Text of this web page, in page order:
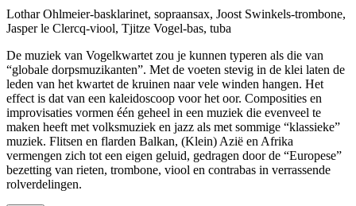
Lothar Ohlmeier-basklarinet, sopraansax, Joost Swinkels-trombone,
Jasper le Clercq-viool, Tjitze Vogel-bas, tuba
De muziek van Vogelkwartet zou je kunnen typeren als die van
“globale dorpsmuzikanten”. Met de voeten stevig in de klei laten de
leden van het kwartet de kruinen naar vele winden hangen. Het
effect is dat van een kaleidoscoop voor het oor. Composities en
improvisaties vormen één geheel in een muziek die evenveel te
maken heeft met volksmuziek en jazz als met sommige “klassieke”
muziek. Flitsen en flarden Balkan, (Klein) Azië en Afrika
vermengen zich tot een eigen geluid, gedragen door de “Europese”
bezetting van rieten, trombone, viool en contrabas in verrassende
rolverdelingen.